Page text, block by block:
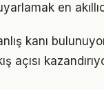
en
kanı
açısı